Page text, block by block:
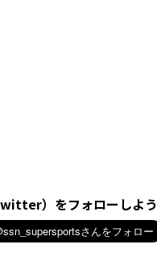
）をフォローしよう